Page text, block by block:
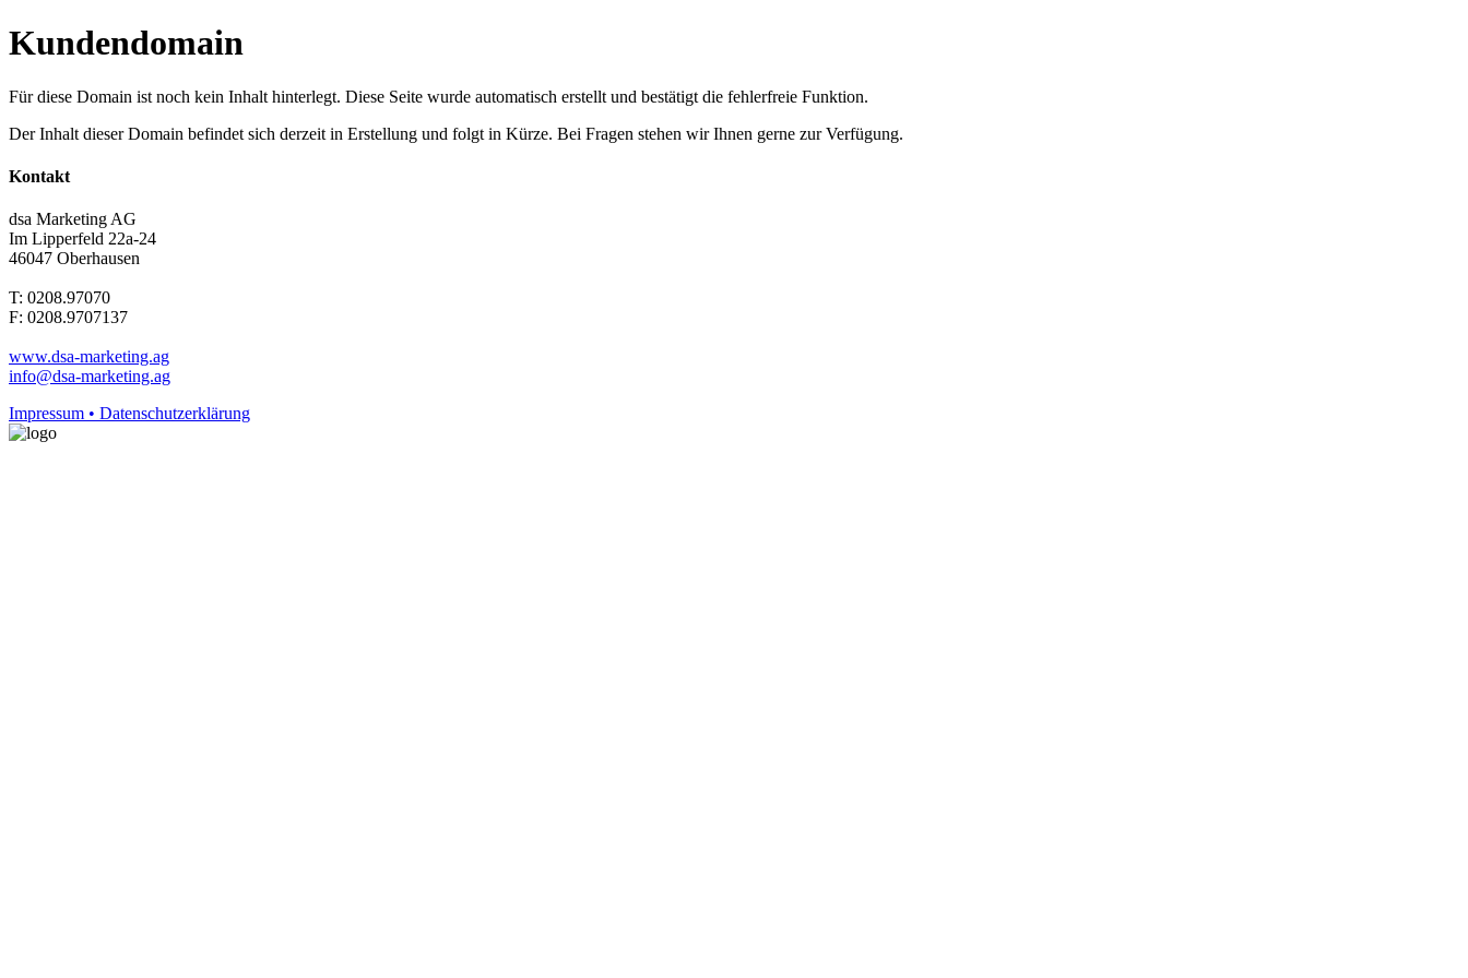
Kundendomain
Für diese Domain ist noch kein Inhalt hinterlegt. Diese Seite wurde automatisch erstellt und bestätigt die fehlerfreie Funktion.
Der Inhalt dieser Domain befindet sich derzeit in Erstellung und folgt in Kürze. Bei Fragen stehen wir Ihnen gerne zur Verfügung.
Kontakt
dsa Marketing AG
Im Lipperfeld 22a-24
46047 Oberhausen
T: 0208.97070
F: 0208.9707137
www.dsa-marketing.ag
info@dsa-marketing.ag
Impressum • Datenschutzerklärung